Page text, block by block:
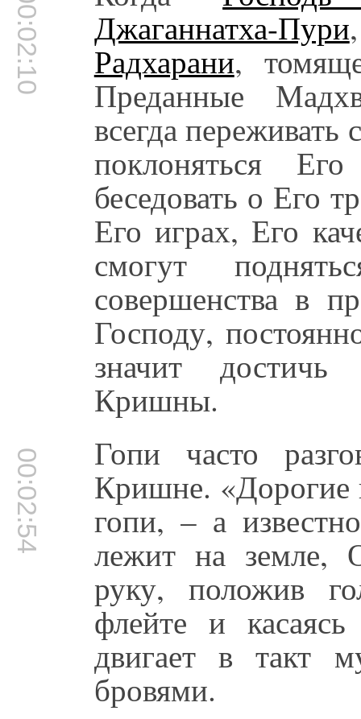
00:02:10 Джаганнатха-Пури
Радхарани,
Преданные
всегда
поклоняться
беседовать о Его
Его играх, Его
смогут
совершенства в
Господу,
значит достичь
Кришны.
00:02:54 Гопи часто
Кришне. «Дорогие
гопи, – а
лежит на земле,
руку, положив
флейте и
двигает в такт
бровями.